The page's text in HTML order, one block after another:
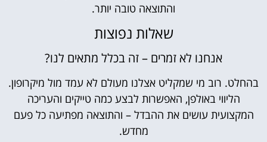
והתוצאה טובה יותר.
שאלות נפוצות
אנחנו לא זמרים – זה בכלל מתאים לנו?
רוב מי שמקליט אצלנו מעולם לא עמד מול מיקרופון.
הליווי באולפן, האפשרות לבצע כמה טייקים והעריכה
עושים את ההבדל – והתוצאה מפתיעה כל פעם
מחדש.